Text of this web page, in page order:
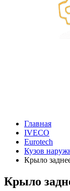
Главная
IVECO
Eurotech
Кузов
Крыло
Крыло